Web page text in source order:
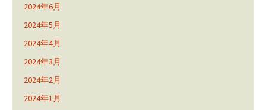
2024年6月
2024年5月
2024年4月
2024年3月
2024年2月
2024年1月